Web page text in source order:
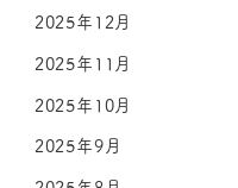
2025年12月
2025年11月
2025年10月
2025年9月